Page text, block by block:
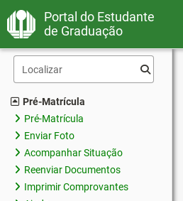
Portal do Estudante
de Graduação
Pré-Matrícula
Pré-Matrícula
Enviar Foto
Acompanhar Situação
Reenviar Documentos
Imprimir Comprovantes